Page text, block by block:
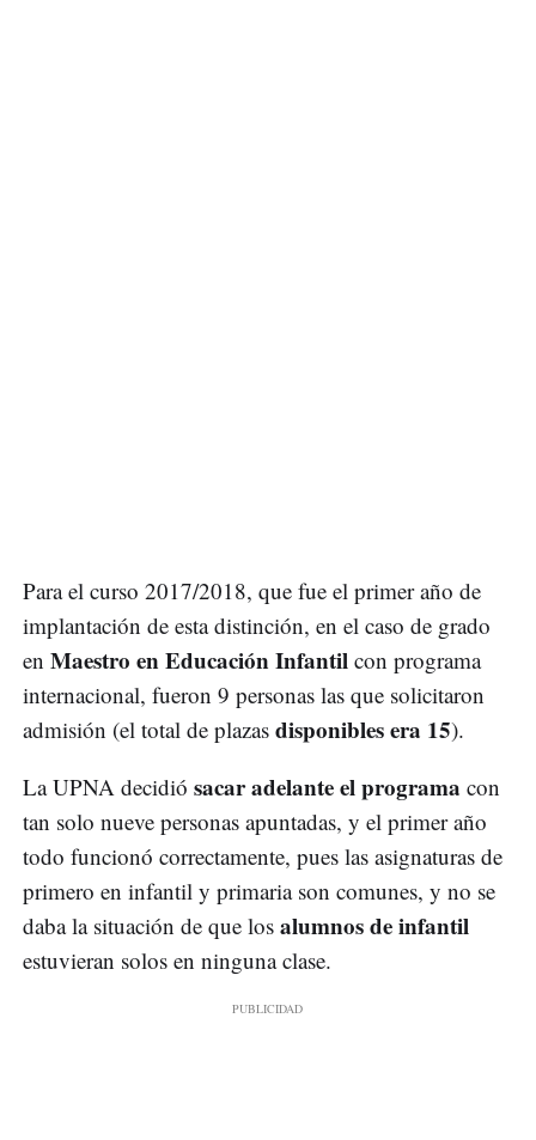
Para el curso 2017/2018, que fue el primer año de
implantación de esta distinción, en el caso de grado
en Maestro en Educación Infantil con programa
internacional, fueron 9 personas las que solicitaron
admisión (el total de plazas disponibles era 15).
La UPNA decidió sacar adelante el programa con
tan solo nueve personas apuntadas, y el primer año
todo funcionó correctamente, pues las asignaturas de
primero en infantil y primaria son comunes, y no se
daba la situación de que los alumnos de infantil
estuvieran solos en ninguna clase.